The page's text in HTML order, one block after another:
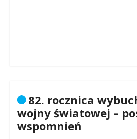
82. rocznica
wojny światowej –
wspomnień